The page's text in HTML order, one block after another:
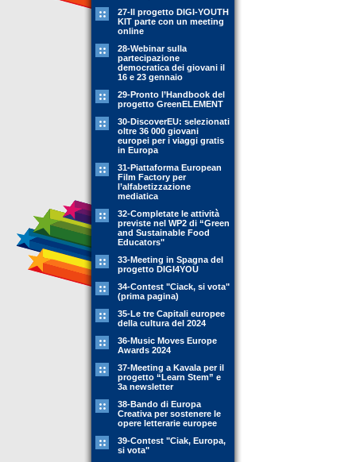
27-Il progetto DIGI-YOUTH
KIT parte con un meeting
online
28-Webinar sulla
partecipazione
democratica dei giovani il
16 e 23 gennaio
29-Pronto l’Handbook del
progetto GreenELEMENT
30-DiscoverEU: selezionati
oltre 36 000 giovani
europei per i viaggi gratis
in Europa
31-Piattaforma European
Film Factory per
l’alfabetizzazione
mediatica
32-Completate le attività
previste nel WP2 di “Green
and Sustainable Food
Educators"
33-Meeting in Spagna del
progetto DIGI4YOU
34-Contest "Ciack, si vota"
(prima pagina)
35-Le tre Capitali europee
della cultura del 2024
36-Music Moves Europe
Awards 2024
37-Meeting a Kavala per il
progetto “Learn Stem” e
3a newsletter
38-Bando di Europa
Creativa per sostenere le
opere letterarie europee
39-Contest "Ciak, Europa,
si vota"